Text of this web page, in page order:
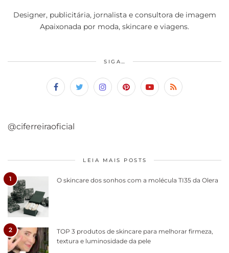
Designer, publicitária, jornalista e consultora de imagem
Apaixonada por moda, skincare e viagens.
SIGA…
@ciferreiraoficial
LEIA MAIS POSTS
1 O skincare dos sonhos com a molécula TI35 da Olera
2
TOP 3 produtos de skincare para melhorar firmeza,
textura e luminosidade da pele